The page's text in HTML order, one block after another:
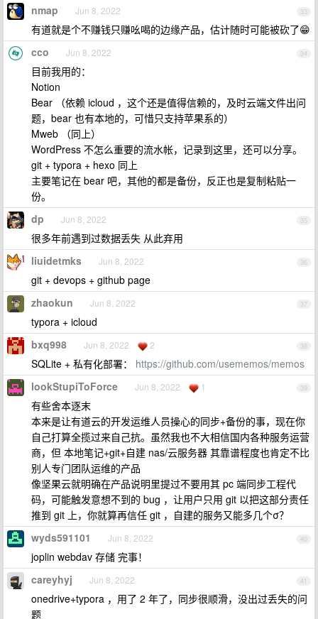
33
nmap Jun 8, 2022
有道就是个不赚钱只赚吆喝的边缘产品，估计随时可能被砍了😁
34
cco Jun 8, 2022
目前我用的：
Notion
Bear （依赖 icloud ，这个还是值得信赖的，及时云端文件出问
题，bear 也有本地的，可惜只支持苹果系的）
Mweb （同上）
WordPress 不怎么重要的流水帐，记录到这里，还可以分享。
git + typora + hexo 同上
主要笔记在 bear 吧，其他的都是备份，反正也是复制粘贴一
份。
35
dp Jun 8, 2022
很多年前遇到过数据丢失 从此弃用
36
liuidetmks Jun 8, 2022
git + devops + github page
37
zhaokun Jun 8, 2022
typora + icloud
38
bxq998 Jun 8, 2022 2
SQLite + 私有化部署： https://github.com/usememos/memos
39
lookStupiToForce Jun 8, 2022 1
有些舍本逐末
本来是让有道云的开发运维人员操心的同步+备份的事，现在你
自己打算全揽过来自己抗。虽然我也不大相信国内各种服务运营
商，但 本地笔记+git+自建 nas/云服务器 其靠谱程度也肯定不比
别人专门团队运维的产品
像坚果云就明确在产品说明里提过不要用其 pc 端同步工程代
码，可能触发意想不到的 bug ，让用户只用 git 以把这部分责任
推到 git 上，你就算再信任 git ，自建的服务又能多几个σ？
40
wyds591101 Jun 8, 2022
joplin webdav 存储 完事！
41
careyhyj Jun 8, 2022
onedrive+typora ，用了 2 年了，同步很顺滑，没出过丢失的问
题